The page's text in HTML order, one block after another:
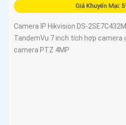
Giá Khuyến Mại:
Camera IP Hikvision DS-
TandemVu 7 inch tích hợp camera
camera PTZ 4MP